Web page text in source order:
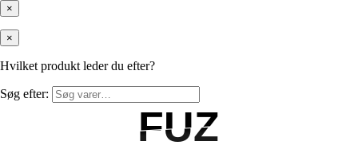
×
×
Hvilket produkt leder du efter?
Søg efter:
FUZ
FUZ